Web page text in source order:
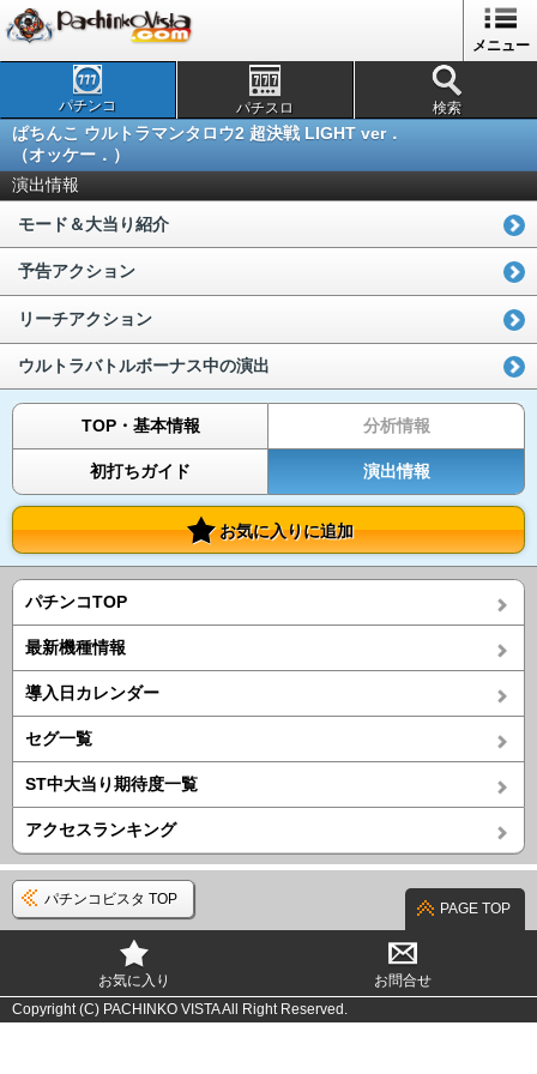
メニュー
パチンコ パチスロ 検索
ぱちんこ ウルトラマンタロウ2 超決戦 LIGHT ver．
（オッケー．）
演出情報
モード＆大当り紹介
予告アクション
リーチアクション
ウルトラバトルボーナス中の演出
TOP・基本情報 分析情報
初打ちガイド 演出情報
お気に入りに追加
パチンコTOP
最新機種情報
導入日カレンダー
セグ一覧
ST中大当り期待度一覧
アクセスランキング
パチンコビスタ TOP
PAGE TOP
お気に入り
お問合せ
Copyright (C) PACHINKO VISTA All Right Reserved.